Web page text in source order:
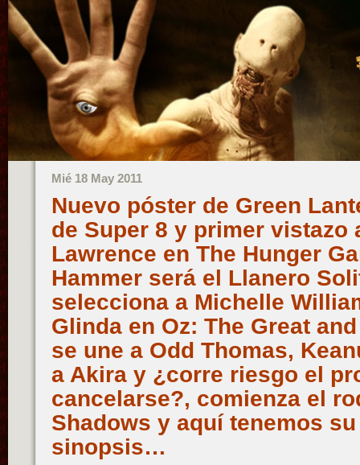
Mié 18 May 2011
Nuevo póster de Green
de Super 8 y primer vistazo
Lawrence en The Hunger
Hammer será el Llanero
selecciona a Michelle
Glinda en Oz: The Great
se une a Odd Thomas,
a Akira y ¿corre riesgo el
cancelarse?, comienza el
Shadows y aquí tenemos
sinopsis…